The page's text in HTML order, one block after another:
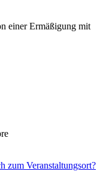
einer Ermäßigung mit
zum Veranstaltungsort?